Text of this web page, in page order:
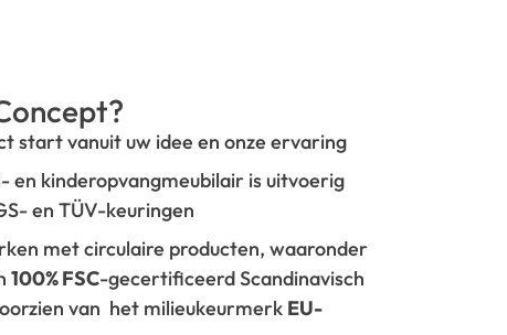
start vanuit uw idee en onze ervaring
en kinderopvangmeubilair is uitvoerig
en TÜV-keuringen
met circulaire producten, waaronder
100% FSC-gecertificeerd Scandinavisch
van het milieukeurmerk EU-